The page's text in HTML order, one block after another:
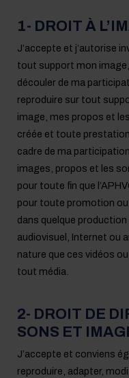
1- DROIT À
J’accepte et j’autorise
tout support mon
découler de ma
reproduire sur tout
image, mes propos et
créée et toute
cadre de ma
images, propos et les
pour toute fin que
pour toute promotion
dans quelque
audiovisuel, Internet ou
nature que ces vidéos
tout média.
2- DROIT DE
SONS ET
J’accepte et conviens
reproduire, adapter,